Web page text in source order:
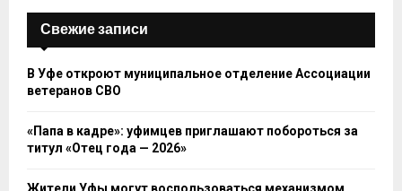
Свежие записи
В Уфе откроют муниципальное отделение Ассоциации
ветеранов СВО
«Папа в кадре»: уфимцев приглашают побороться за
титул «Отец года — 2026»